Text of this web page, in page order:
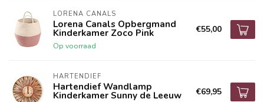
LORENA CANALS
Lorena Canals Opbergmand
Kinderkamer Zoco Pink
Op voorraad
€55,00
HARTENDIEF
Hartendief Wandlamp
Kinderkamer Sunny de Leeuw €69,95